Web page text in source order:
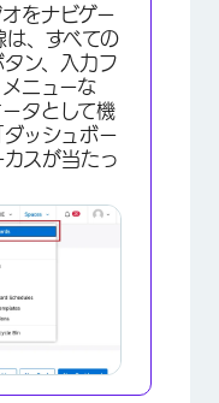
ダーのショート
をナビゲー
は、すべての
ン、入力フ
ニューな
タとして機
ッシュボー
スが当たっ